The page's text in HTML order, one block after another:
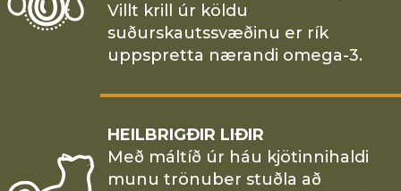
Villt krill úr köldu
suðurskautssvæðinu er rík
uppspretta nærandi omega-3.
HEILBRIGÐIR LIÐIR
Með máltíð úr háu kjötinnihaldi
munu trönuber stuðla að